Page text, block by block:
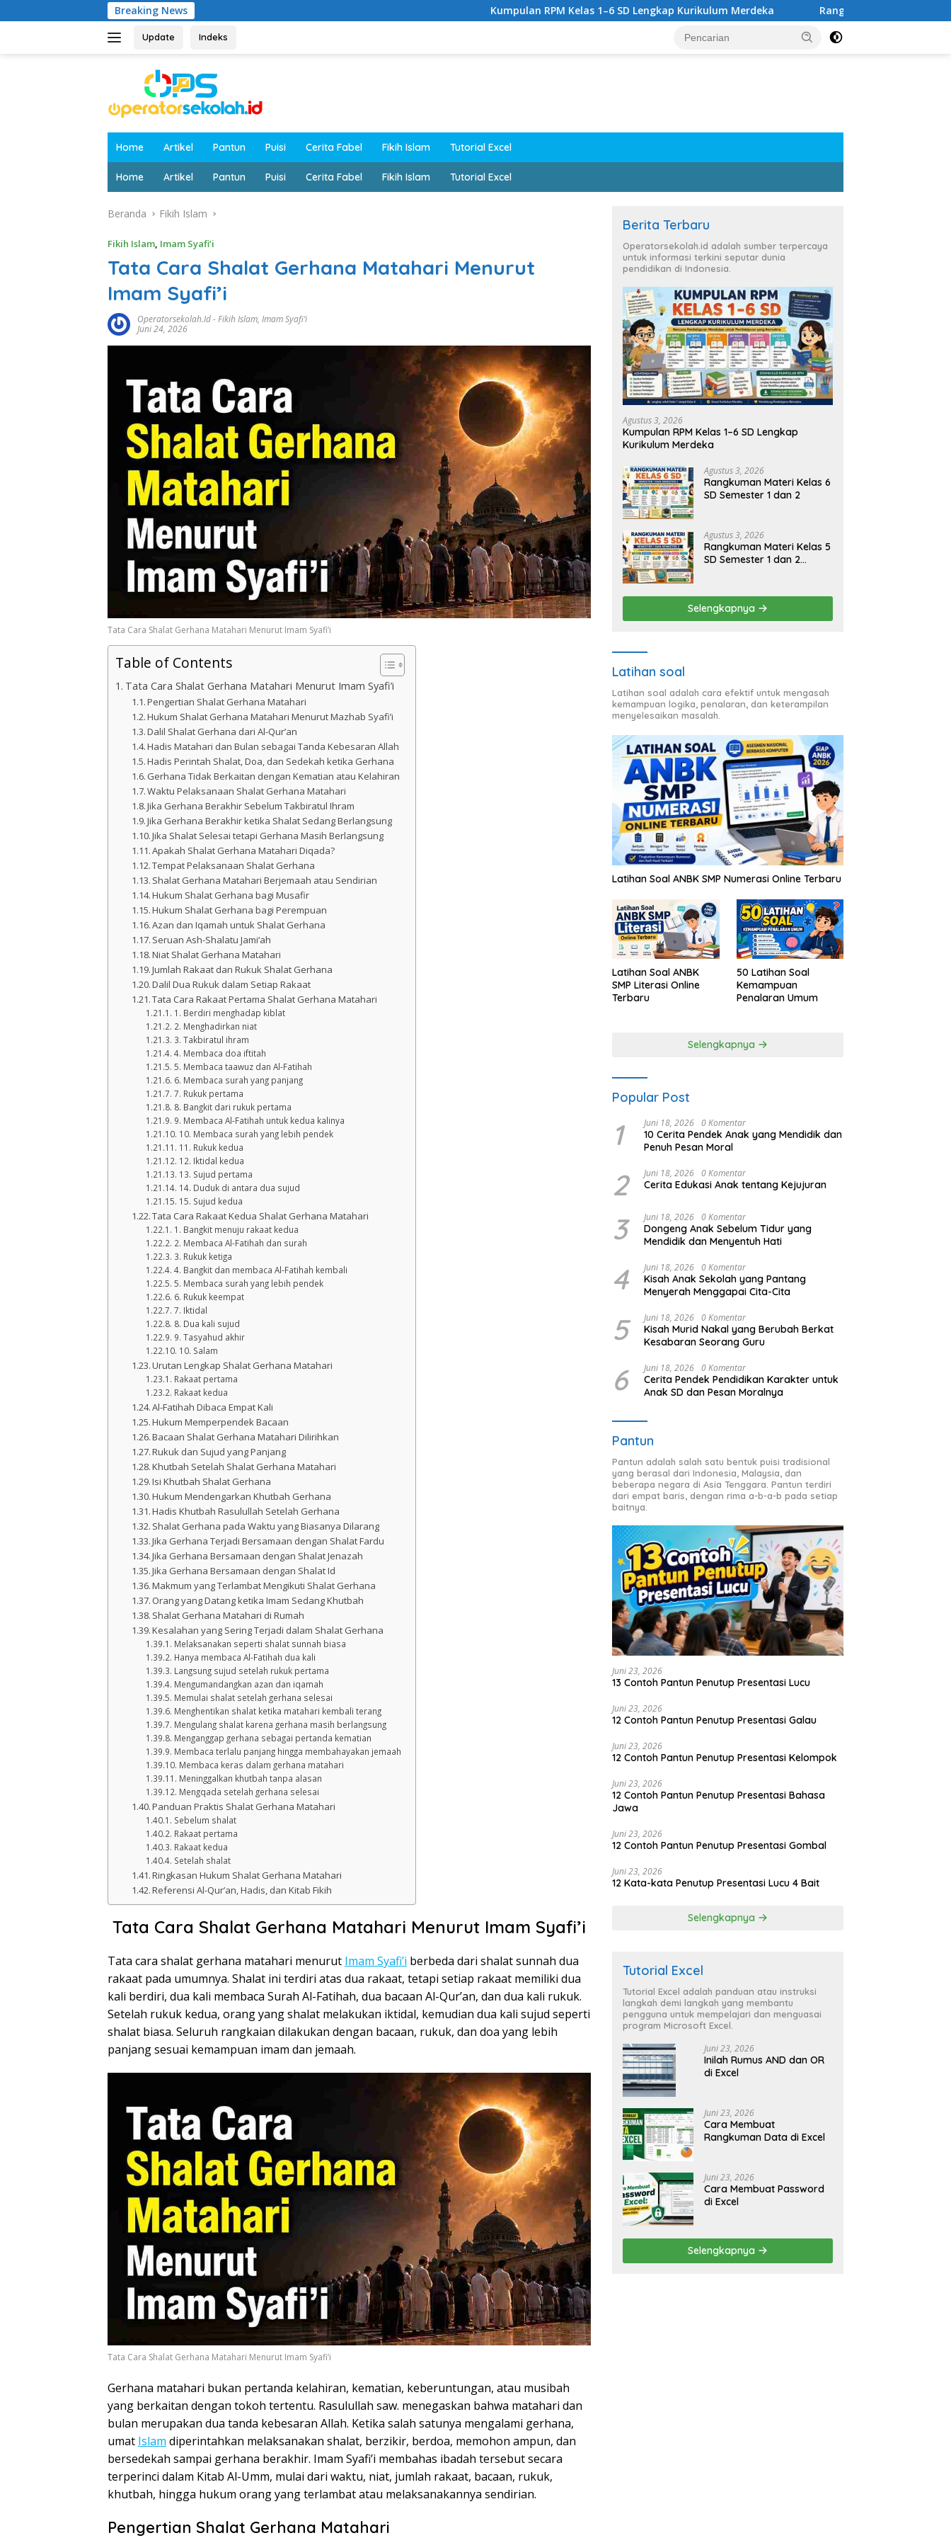
ke
Breaking News Kumpulan RPM Kelas 1–6 SD Lengkap Kurikulum Merdeka Rangkuman Materi Kelas 6 SD
Update Indeks
Home Artikel Pantun Puisi Cerita Fabel Fikih Islam Tutorial Excel
Home Artikel Pantun Puisi Cerita Fabel Fikih Islam Tutorial Excel
Beranda Fikih Islam
Fikih Islam, Imam Syafi’i
Tata Cara Shalat Gerhana Matahari Menurut
Imam Syafi’i
Operatorsekolah.id-Fikih Islam, Imam Syafi’i
Juni 24, 2026
Tata Cara Shalat Gerhana Matahari Menurut Imam Syafi’i
Table of Contents
Tata Cara Shalat Gerhana Matahari Menurut Imam Syafi’i
Pengertian Shalat Gerhana Matahari
Hukum Shalat Gerhana Matahari Menurut Mazhab Syafi’i
Dalil Shalat Gerhana dari Al-Qur’an
Hadis Matahari dan Bulan sebagai Tanda Kebesaran Allah
Hadis Perintah Shalat, Doa, dan Sedekah ketika Gerhana
Gerhana Tidak Berkaitan dengan Kematian atau Kelahiran
Waktu Pelaksanaan Shalat Gerhana Matahari
Jika Gerhana Berakhir Sebelum Takbiratul Ihram
Jika Gerhana Berakhir ketika Shalat Sedang Berlangsung
Jika Shalat Selesai tetapi Gerhana Masih Berlangsung
Apakah Shalat Gerhana Matahari Diqada?
Tempat Pelaksanaan Shalat Gerhana
Shalat Gerhana Matahari Berjemaah atau Sendirian
Hukum Shalat Gerhana bagi Musafir
Hukum Shalat Gerhana bagi Perempuan
Azan dan Iqamah untuk Shalat Gerhana
Seruan Ash-Shalatu Jami‘ah
Niat Shalat Gerhana Matahari
Jumlah Rakaat dan Rukuk Shalat Gerhana
Dalil Dua Rukuk dalam Setiap Rakaat
Tata Cara Rakaat Pertama Shalat Gerhana Matahari
1. Berdiri menghadap kiblat
2. Menghadirkan niat
3. Takbiratul ihram
4. Membaca doa iftitah
5. Membaca taawuz dan Al-Fatihah
6. Membaca surah yang panjang
7. Rukuk pertama
8. Bangkit dari rukuk pertama
9. Membaca Al-Fatihah untuk kedua kalinya
10. Membaca surah yang lebih pendek
11. Rukuk kedua
12. Iktidal kedua
13. Sujud pertama
14. Duduk di antara dua sujud
15. Sujud kedua
Tata Cara Rakaat Kedua Shalat Gerhana Matahari
1. Bangkit menuju rakaat kedua
2. Membaca Al-Fatihah dan surah
3. Rukuk ketiga
4. Bangkit dan membaca Al-Fatihah kembali
5. Membaca surah yang lebih pendek
6. Rukuk keempat
7. Iktidal
8. Dua kali sujud
9. Tasyahud akhir
10. Salam
Urutan Lengkap Shalat Gerhana Matahari
Rakaat pertama
Rakaat kedua
Al-Fatihah Dibaca Empat Kali
Hukum Memperpendek Bacaan
Bacaan Shalat Gerhana Matahari Dilirihkan
Rukuk dan Sujud yang Panjang
Khutbah Setelah Shalat Gerhana Matahari
Isi Khutbah Shalat Gerhana
Hukum Mendengarkan Khutbah Gerhana
Hadis Khutbah Rasulullah Setelah Gerhana
Shalat Gerhana pada Waktu yang Biasanya Dilarang
Jika Gerhana Terjadi Bersamaan dengan Shalat Fardu
Jika Gerhana Bersamaan dengan Shalat Jenazah
Jika Gerhana Bersamaan dengan Shalat Id
Makmum yang Terlambat Mengikuti Shalat Gerhana
Orang yang Datang ketika Imam Sedang Khutbah
Shalat Gerhana Matahari di Rumah
Kesalahan yang Sering Terjadi dalam Shalat Gerhana
Melaksanakan seperti shalat sunnah biasa
Hanya membaca Al-Fatihah dua kali
Langsung sujud setelah rukuk pertama
Mengumandangkan azan dan iqamah
Memulai shalat setelah gerhana selesai
Menghentikan shalat ketika matahari kembali terang
Mengulang shalat karena gerhana masih berlangsung
Menganggap gerhana sebagai pertanda kematian
Membaca terlalu panjang hingga membahayakan jemaah
Membaca keras dalam gerhana matahari
Meninggalkan khutbah tanpa alasan
Mengqada setelah gerhana selesai
Panduan Praktis Shalat Gerhana Matahari
Sebelum shalat
Rakaat pertama
Rakaat kedua
Setelah shalat
Ringkasan Hukum Shalat Gerhana Matahari
Referensi Al-Qur’an, Hadis, dan Kitab Fikih
Tata Cara Shalat Gerhana Matahari Menurut Imam Syafi’i
Tata cara shalat gerhana matahari menurut Imam Syafi’i berbeda dari shalat sunnah dua
rakaat pada umumnya. Shalat ini terdiri atas dua rakaat, tetapi setiap rakaat memiliki dua
kali berdiri, dua kali membaca Surah Al-Fatihah, dua bacaan Al-Qur’an, dan dua kali rukuk.
Setelah rukuk kedua, orang yang shalat melakukan iktidal, kemudian dua kali sujud seperti
shalat biasa. Seluruh rangkaian dilakukan dengan bacaan, rukuk, dan doa yang lebih
panjang sesuai kemampuan imam dan jemaah.
Tata Cara Shalat Gerhana Matahari Menurut Imam Syafi’i
Gerhana matahari bukan pertanda kelahiran, kematian, keberuntungan, atau musibah
yang berkaitan dengan tokoh tertentu. Rasulullah saw. menegaskan bahwa matahari dan
bulan merupakan dua tanda kebesaran Allah. Ketika salah satunya mengalami gerhana,
umat Islam diperintahkan melaksanakan shalat, berzikir, berdoa, memohon ampun, dan
bersedekah sampai gerhana berakhir. Imam Syafi’i membahas ibadah tersebut secara
terperinci dalam Kitab Al-Umm, mulai dari waktu, niat, jumlah rakaat, bacaan, rukuk,
khutbah, hingga hukum orang yang terlambat atau melaksanakannya sendirian.
Pengertian Shalat Gerhana Matahari
Berita Terbaru
Operatorsekolah.id adalah sumber terpercaya
untuk informasi terkini seputar dunia
pendidikan di Indonesia.
Agustus 3, 2026
Kumpulan RPM Kelas 1–6 SD Lengkap
Kurikulum Merdeka
Agustus 3, 2026
Rangkuman Materi Kelas 6
SD Semester 1 dan 2
Agustus 3, 2026
Rangkuman Materi Kelas 5
SD Semester 1 dan 2
Selengkapnya
Latihan soal
Latihan soal adalah cara efektif untuk mengasah
kemampuan logika, penalaran, dan keterampilan
menyelesaikan masalah.
Latihan Soal ANBK SMP Numerasi Online Terbaru
Latihan Soal ANBK
SMP Literasi Online
Terbaru
50 Latihan Soal
Kemampuan
Penalaran Umum
Selengkapnya
Popular Post
1 Juni 18, 2026 0 Komentar
10 Cerita Pendek Anak yang Mendidik dan
Penuh Pesan Moral
2 Juni 18, 2026 0 Komentar
Cerita Edukasi Anak tentang Kejujuran
3 Juni 18, 2026 0 Komentar
Dongeng Anak Sebelum Tidur yang
Mendidik dan Menyentuh Hati
4 Juni 18, 2026 0 Komentar
Kisah Anak Sekolah yang Pantang
Menyerah Menggapai Cita-Cita
5 Juni 18, 2026 0 Komentar
Kisah Murid Nakal yang Berubah Berkat
Kesabaran Seorang Guru
6 Juni 18, 2026 0 Komentar
Cerita Pendek Pendidikan Karakter untuk
Anak SD dan Pesan Moralnya
Pantun
Pantun adalah salah satu bentuk puisi tradisional
yang berasal dari Indonesia, Malaysia, dan
beberapa negara di Asia Tenggara. Pantun terdiri
dari empat baris, dengan rima a-b-a-b pada setiap
baitnya.
Juni 23, 2026
13 Contoh Pantun Penutup Presentasi Lucu
Juni 23, 2026
12 Contoh Pantun Penutup Presentasi Galau
Juni 23, 2026
12 Contoh Pantun Penutup Presentasi Kelompok
Juni 23, 2026
12 Contoh Pantun Penutup Presentasi Bahasa
Jawa
Juni 23, 2026
12 Contoh Pantun Penutup Presentasi Gombal
Juni 23, 2026
12 Kata-kata Penutup Presentasi Lucu 4 Bait
Selengkapnya
Tutorial Excel
Tutorial Excel adalah panduan atau instruksi
langkah demi langkah yang membantu
pengguna untuk mempelajari dan menguasai
program Microsoft Excel.
Juni 23, 2026
Inilah Rumus AND dan OR
di Excel
Juni 23, 2026
Cara Membuat
Rangkuman Data di Excel
Juni 23, 2026
Cara Membuat Password
di Excel
Selengkapnya